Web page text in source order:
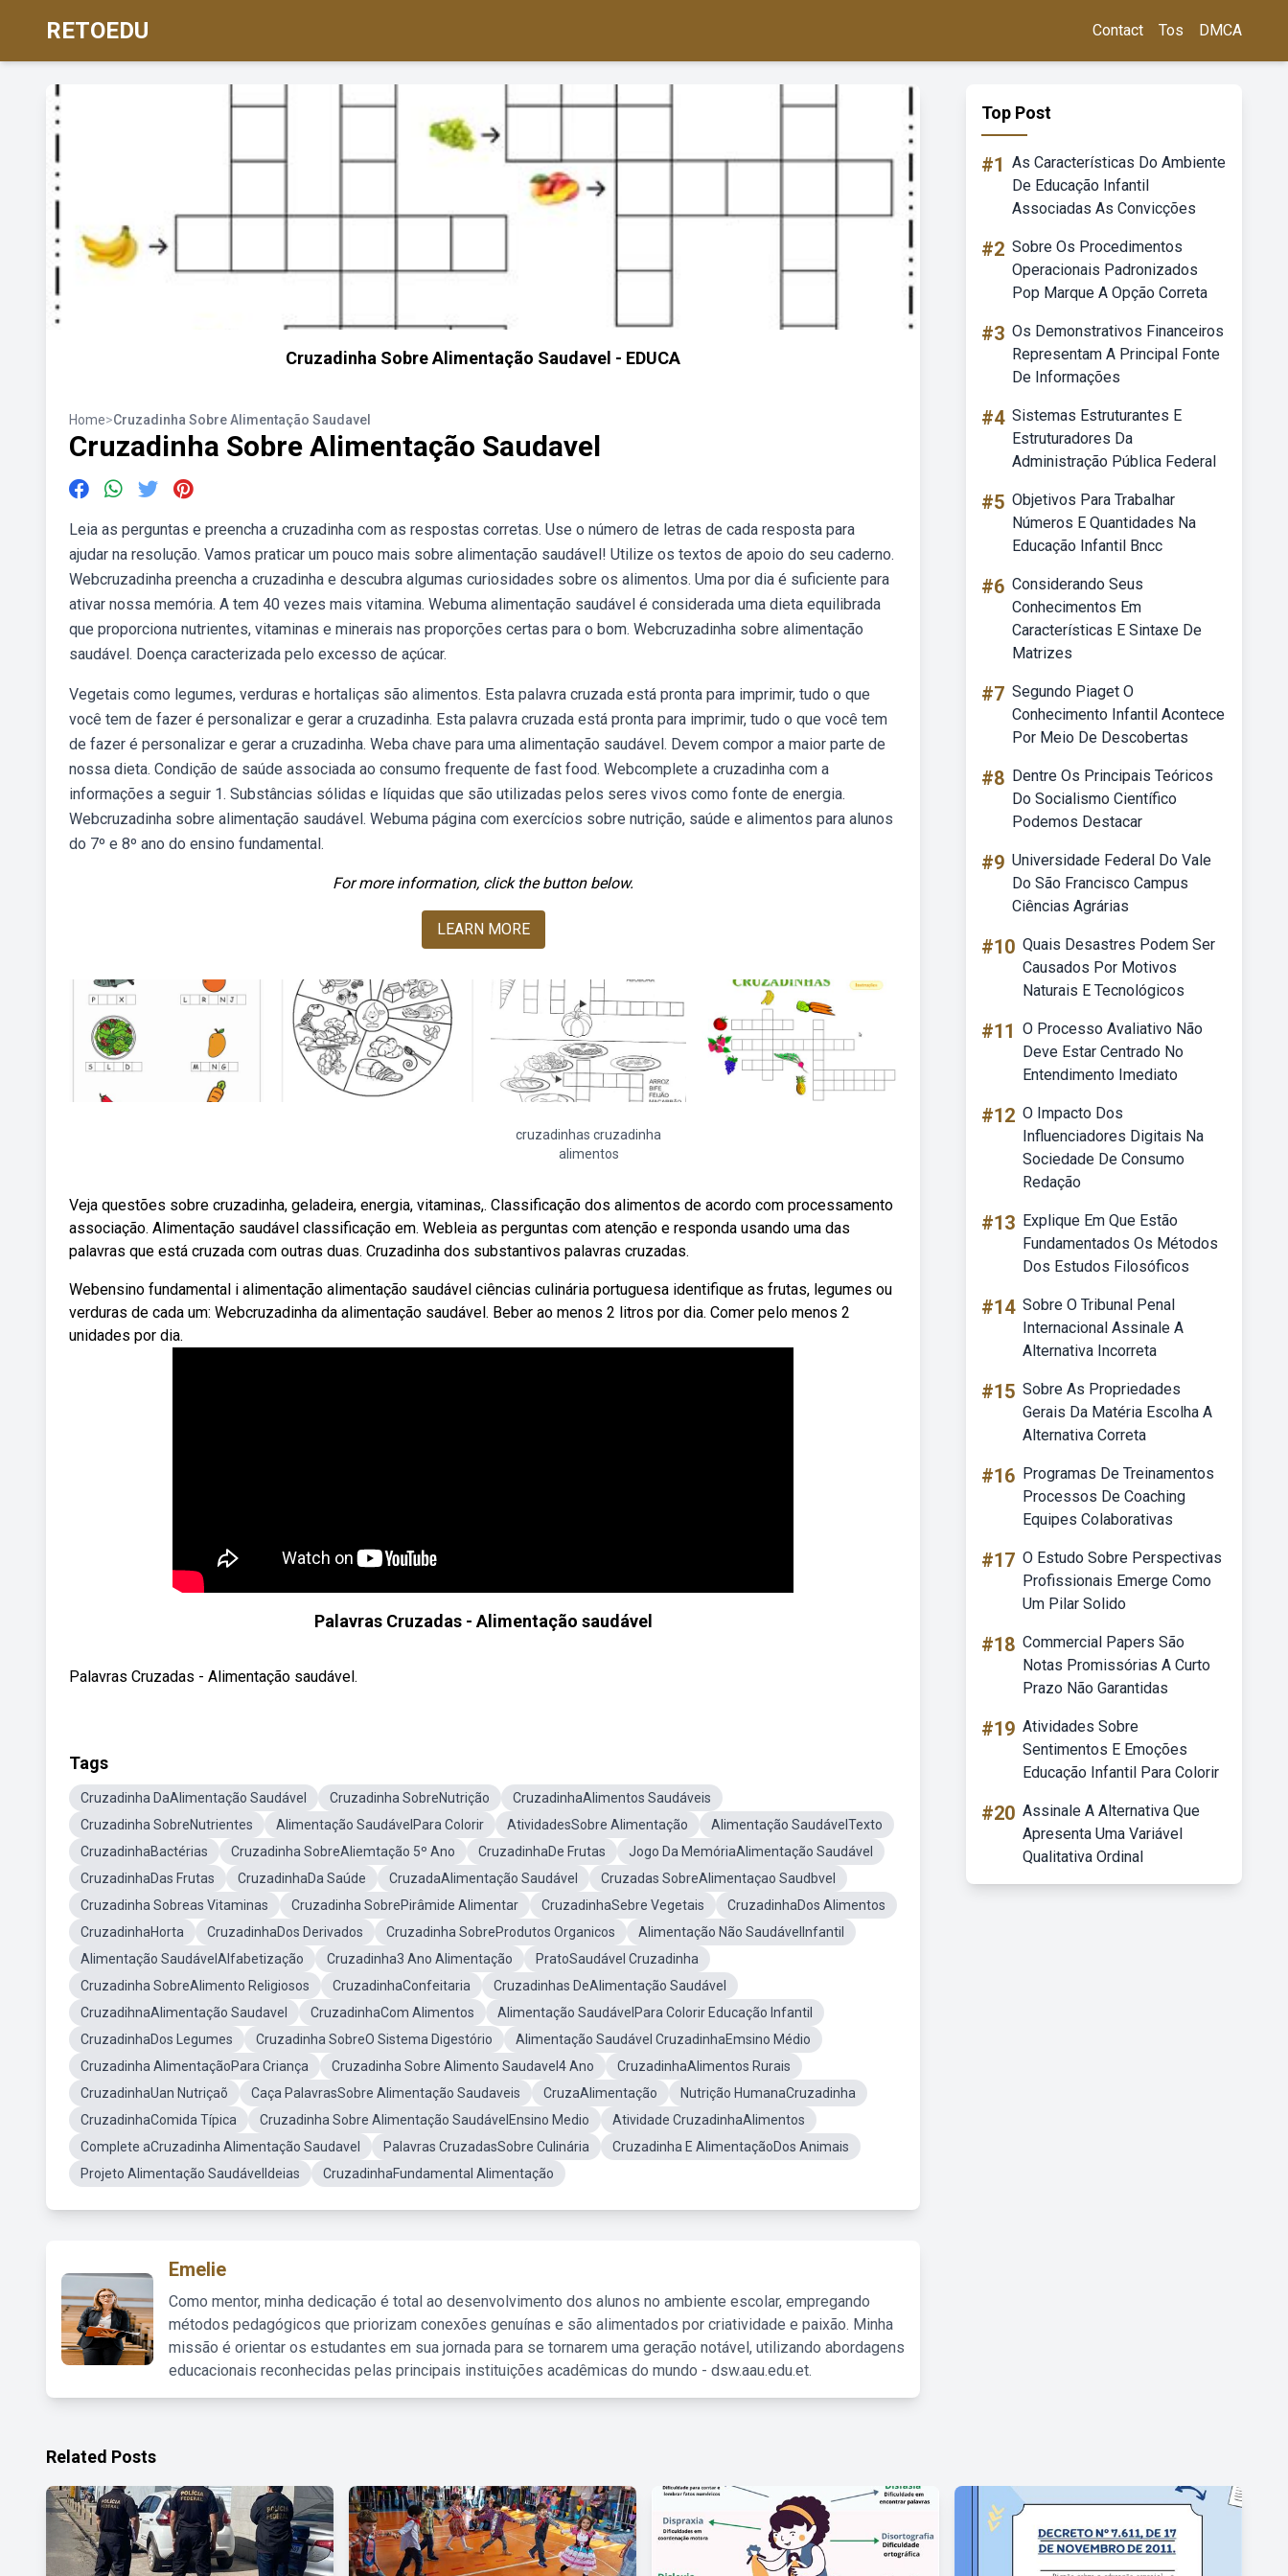
RETOEDU Contact Tos DMCA
Cruzadinha Sobre Alimentação Saudavel - EDUCA
Home>Cruzadinha Sobre Alimentação Saudavel
Cruzadinha Sobre Alimentação Saudavel
Leia as perguntas e preencha a cruzadinha com as respostas corretas. Use o número de letras de cada resposta para
ajudar na resolução. Vamos praticar um pouco mais sobre alimentação saudável! Utilize os textos de apoio do seu caderno.
Webcruzadinha preencha a cruzadinha e descubra algumas curiosidades sobre os alimentos. Uma por dia é suficiente para
ativar nossa memória. A tem 40 vezes mais vitamina. Webuma alimentação saudável é considerada uma dieta equilibrada
que proporciona nutrientes, vitaminas e minerais nas proporções certas para o bom. Webcruzadinha sobre alimentação
saudável. Doença caracterizada pelo excesso de açúcar.
Vegetais como legumes, verduras e hortaliças são alimentos. Esta palavra cruzada está pronta para imprimir, tudo o que
você tem de fazer é personalizar e gerar a cruzadinha. Esta palavra cruzada está pronta para imprimir, tudo o que você tem
de fazer é personalizar e gerar a cruzadinha. Weba chave para uma alimentação saudável. Devem compor a maior parte de
nossa dieta. Condição de saúde associada ao consumo frequente de fast food. Webcomplete a cruzadinha com a
informações a seguir 1. Substâncias sólidas e líquidas que são utilizadas pelos seres vivos como fonte de energia.
Webcruzadinha sobre alimentação saudável. Webuma página com exercícios sobre nutrição, saúde e alimentos para alunos
do 7º e 8º ano do ensino fundamental.
For more information, click the button below.
LEARN MORE
cruzadinhas cruzadinha
alimentos
Veja questões sobre cruzadinha, geladeira, energia, vitaminas,. Classificação dos alimentos de acordo com processamento
associação. Alimentação saudável classificação em. Webleia as perguntas com atenção e responda usando uma das
palavras que está cruzada com outras duas. Cruzadinha dos substantivos palavras cruzadas.
Webensino fundamental i alimentação alimentação saudável ciências culinária portuguesa identifique as frutas, legumes ou
verduras de cada um: Webcruzadinha da alimentação saudável. Beber ao menos 2 litros por dia. Comer pelo menos 2
unidades por dia.
Palavras Cruzadas - Alimentação saudável
Palavras Cruzadas - Alimentação saudável.
Tags
Cruzadinha DaAlimentação Saudável Cruzadinha SobreNutrição
CruzadinhaAlimentos Saudáveis
Cruzadinha SobreNutrientes
Alimentação SaudávelPara Colorir AtividadesSobre Alimentação
Alimentação SaudávelTexto
CruzadinhaBactérias
Cruzadinha SobreAliemtação 5º Ano CruzadinhaDe Frutas
Jogo Da MemóriaAlimentação Saudável
CruzadinhaDas Frutas
CruzadinhaDa Saúde CruzadaAlimentação Saudável
Cruzadas SobreAlimentaçao Saudbvel
Cruzadinha Sobreas Vitaminas
Cruzadinha SobrePirâmide Alimentar CruzadinhaSebre Vegetais
CruzadinhaDos Alimentos
CruzadinhaHorta
CruzadinhaDos Derivados Cruzadinha SobreProdutos Organicos
Alimentação Não SaudávelInfantil
Alimentação SaudávelAlfabetização
Cruzadinha3 Ano Alimentação
PratoSaudável Cruzadinha
Cruzadinha SobreAlimento Religiosos
CruzadinhaConfeitaria
Cruzadinhas DeAlimentação Saudável
CruzadihnaAlimentação Saudavel
CruzadinhaCom Alimentos
Alimentação SaudávelPara Colorir Educação Infantil
CruzadinhaDos Legumes
Cruzadinha SobreO Sistema Digestório
Alimentação Saudável CruzadinhaEmsino Médio
Cruzadinha AlimentaçãoPara Criança
Cruzadinha Sobre Alimento Saudavel4 Ano
CruzadinhaAlimentos Rurais
CruzadinhaUan Nutriçaõ
Caça PalavrasSobre Alimentação Saudaveis CruzaAlimentação
Nutrição HumanaCruzadinha
CruzadinhaComida Típica
Cruzadinha Sobre Alimentação SaudávelEnsino Medio
Atividade CruzadinhaAlimentos
Complete aCruzadinha Alimentação Saudavel
Palavras CruzadasSobre Culinária
Cruzadinha E AlimentaçãoDos Animais
Projeto Alimentação SaudávelIdeias
CruzadinhaFundamental Alimentação
Emelie
Como mentor, minha dedicação é total ao desenvolvimento dos alunos no ambiente escolar, empregando
métodos pedagógicos que priorizam conexões genuínas e são alimentados por criatividade e paixão. Minha
missão é orientar os estudantes em sua jornada para se tornarem uma geração notável, utilizando abordagens
educacionais reconhecidas pelas principais instituições acadêmicas do mundo - dsw.aau.edu.et.
Top Post
#1 As Características Do Ambiente
De Educação Infantil
Associadas As Convicções
#2 Sobre Os Procedimentos
Operacionais Padronizados
Pop Marque A Opção Correta
#3 Os Demonstrativos Financeiros
Representam A Principal Fonte
De Informações
#4 Sistemas Estruturantes E
Estruturadores Da
Administração Pública Federal
#5 Objetivos Para Trabalhar
Números E Quantidades Na
Educação Infantil Bncc
#6 Considerando Seus
Conhecimentos Em
Características E Sintaxe De
Matrizes
#7 Segundo Piaget O
Conhecimento Infantil Acontece
Por Meio De Descobertas
#8 Dentre Os Principais Teóricos
Do Socialismo Científico
Podemos Destacar
#9 Universidade Federal Do Vale
Do São Francisco Campus
Ciências Agrárias
#10 Quais Desastres Podem Ser
Causados Por Motivos
Naturais E Tecnológicos
#11 O Processo Avaliativo Não
Deve Estar Centrado No
Entendimento Imediato
#12 O Impacto Dos
Influenciadores Digitais Na
Sociedade De Consumo
Redação
#13 Explique Em Que Estão
Fundamentados Os Métodos
Dos Estudos Filosóficos
#14 Sobre O Tribunal Penal
Internacional Assinale A
Alternativa Incorreta
#15 Sobre As Propriedades
Gerais Da Matéria Escolha A
Alternativa Correta
#16 Programas De Treinamentos
Processos De Coaching
Equipes Colaborativas
#17 O Estudo Sobre Perspectivas
Profissionais Emerge Como
Um Pilar Solido
#18 Commercial Papers São
Notas Promissórias A Curto
Prazo Não Garantidas
#19 Atividades Sobre
Sentimentos E Emoções
Educação Infantil Para Colorir
#20 Assinale A Alternativa Que
Apresenta Uma Variável
Qualitativa Ordinal
Related Posts